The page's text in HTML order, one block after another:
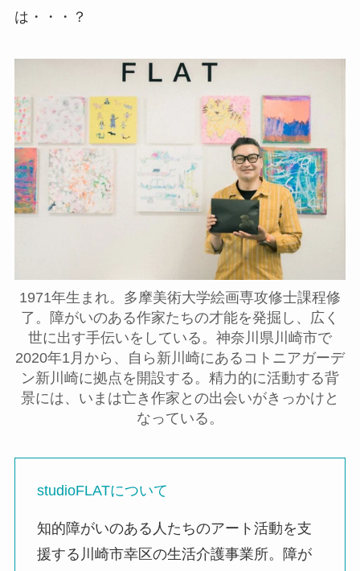
は・・・？
1971年生まれ。多摩美術大学絵画専攻修士課程修
了。障がいのある作家たちの才能を発掘し、広く
世に出す手伝いをしている。神奈川県川崎市で
2020年1月から、自ら新川崎にあるコトニアガーデ
ン新川崎に拠点を開設する。精力的に活動する背
景には、いまは亡き作家との出会いがきっかけと
なっている。
studioFLATについて
知的障がいのある人たちのアート活動を支
援する川崎市幸区の生活介護事業所。障が